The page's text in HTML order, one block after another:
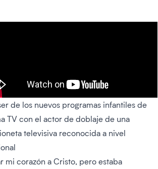
de los nuevos programas infantiles de
TV con el actor de doblaje de una
televisiva reconocida a nivel
mi corazón a Cristo, pero estaba